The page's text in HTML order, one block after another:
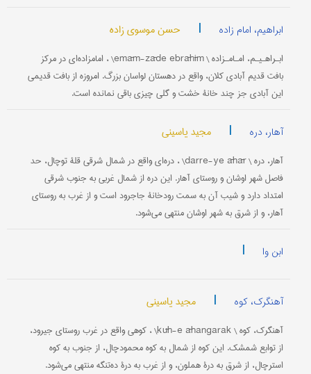
ابراهیم، امام زاده | حسن موسوی زاده
ابـراهـیـم، امـامـزاده \ emām-zāde ebrāhīm\ ، امامزاده‌ای در مرکز
بافت قدیم آبادی کلان، واقع در دهستان لواسان بزرگ. امروزه از بافت قدیمی
این آبادی جز چند خانۀ خشت و گلی چیزی باقی نمانده است.
آهار، دره | مجید یاسینی
آهار، دره \ darre-ye āhār\ ، دره‌ای واقع در شمال شرقی قلۀ توچال، حد
فاصل شهر اوشان و روستای آهار. این دره از شمال غربی به جنوب شرقی
امتداد دارد و شیب آن به سمت رودخانۀ جاجرود است و از غرب به روستای
آهار، و از شرق به شهر اوشان منتهی می‌شود.
ابن وا |
آهنگرک، کوه | مجید یاسینی
‌آهنگرک، کوه \ kūh-e āhangarak\ ، کوهی واقع در غرب روستای جیرود،
از توابع شمشک. این کوه از شمال به کوه محمودچال، از جنوب به کوه
استرچال، از شرق به درۀ هملون، و از غرب به درۀ ده‌تنگه منتهی می‌شود.